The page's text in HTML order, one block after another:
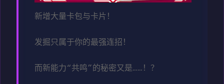
新增大量卡包与卡片！
发掘只属于你的最强连招！
而新能力“共鸣”的秘密又是……！？